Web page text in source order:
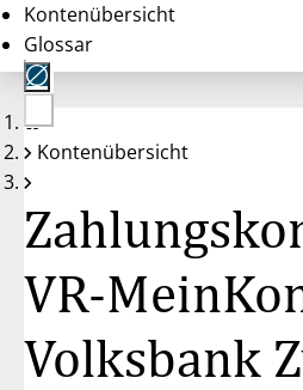
Kontenübersicht
Glossar
Keine
Konten
Kontenübersicht
VR-
Volksbank